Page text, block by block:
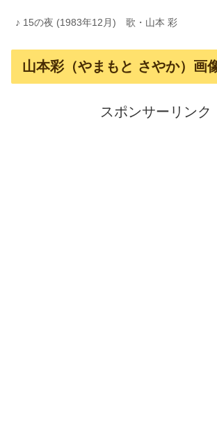
♪ 15の夜 (1983年12月) 歌・山本 彩
山本彩（やまもと さやか）画
スポンサーリンク